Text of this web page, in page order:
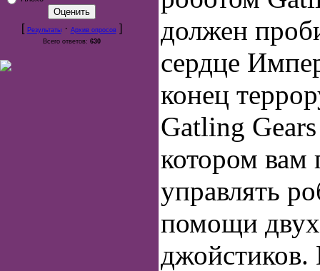
[ Результаты· Архив опросов]
Всего ответов: 630
должен
сердце
конец
Gatling
котором вам
управлять
помощи
джойстиков.